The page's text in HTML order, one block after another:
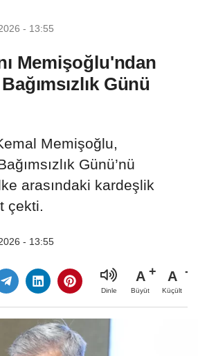
- 13:55
Memişoğlu'ndan
Günü
Memişoğlu,
Günü’nü
arasındaki kardeşlik
çekti.
- 13:55
Dinle
A
Büyüt
A
Küçült